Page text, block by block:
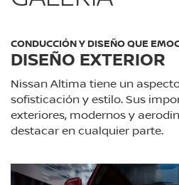
CONDUCCIÓN Y DISEÑO QUE
DISEÑO EXTERIOR
Nissan Altima tiene un
sofisticación y estilo. Sus
exteriores, modernos y
destacar en cualquier parte.